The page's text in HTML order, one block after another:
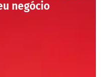
negócio